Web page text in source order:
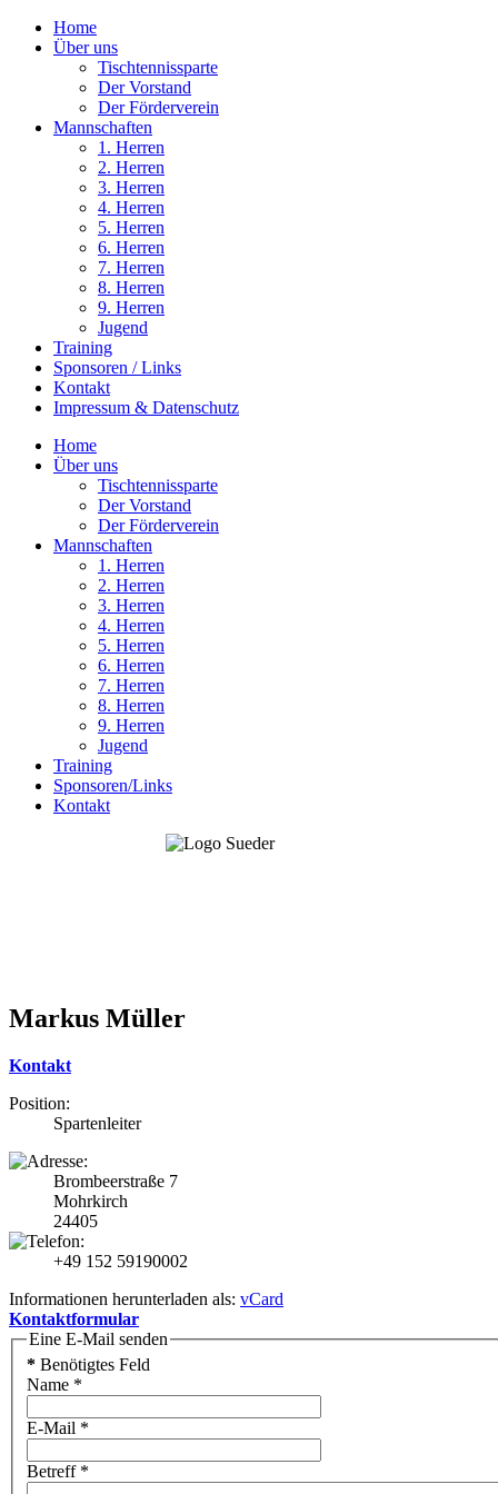
Home
Über uns
Tischtennissparte
Der Vorstand
Der Förderverein
Mannschaften
1. Herren
2. Herren
3. Herren
4. Herren
5. Herren
6. Herren
7. Herren
8. Herren
9. Herren
Jugend
Training
Sponsoren / Links
Kontakt
Impressum & Datenschutz
Home
Über uns
Tischtennissparte
Der Vorstand
Der Förderverein
Mannschaften
1. Herren
2. Herren
3. Herren
4. Herren
5. Herren
6. Herren
7. Herren
8. Herren
9. Herren
Jugend
Training
Sponsoren/Links
Kontakt
Markus Müller
Kontakt
Position:
Spartenleiter
Brombeerstraße 7
Mohrkirch
24405
+49 152 59190002
Informationen herunterladen als: vCard
Kontaktformular
Eine E-Mail senden
* Benötigtes Feld
Name *
E-Mail *
Betreff*